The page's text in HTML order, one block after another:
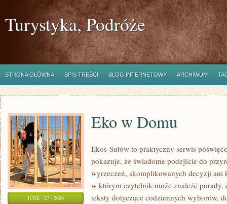
Turystyka, Podróże
STRONA GŁÓWNA SPIS TREŚCI BLOG INTERNETOWY ARCHIWUM
JUNE - 27 - 2026
Eko w Domu
Ekos-Sułów to praktyczny serwis
pokazuje, że świadome podejście do
wyrzeczeń, skomplikowanych decyzji ani
w którym czytelnik może znaleźć porady,
teksty dotyczące codziennych wyborów,